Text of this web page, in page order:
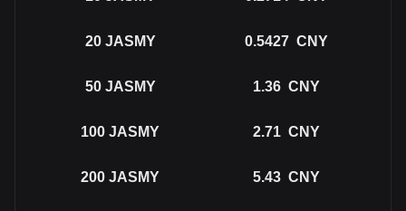
20 JASMY 0.5427 CNY
50 JASMY 1.36 CNY
100 JASMY 2.71 CNY
200 JASMY 5.43 CNY